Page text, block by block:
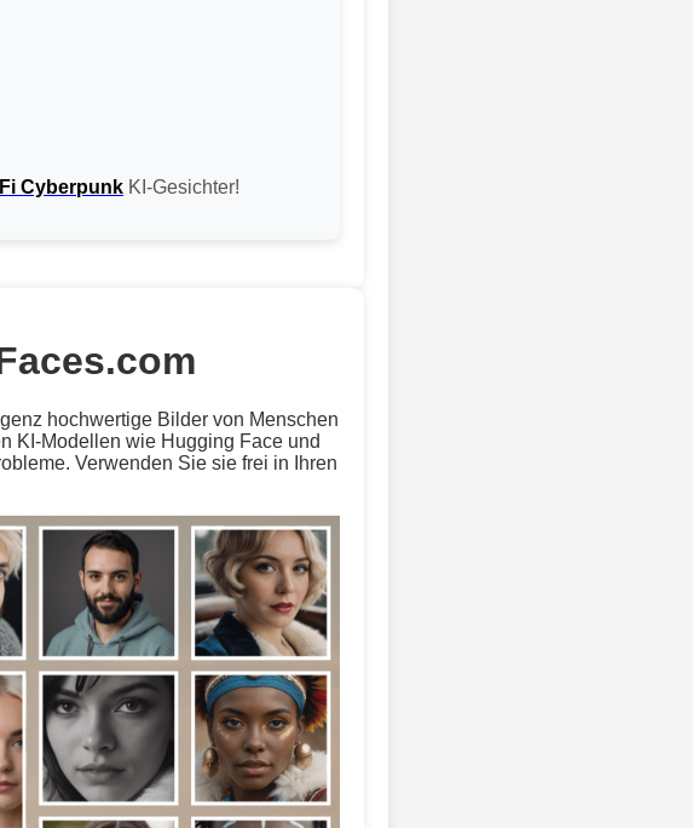
Cyberpunk KI-Gesichter!
hochwertige Bilder von Menschen
KI-Modellen wie Hugging Face und
Verwenden Sie sie frei in Ihren